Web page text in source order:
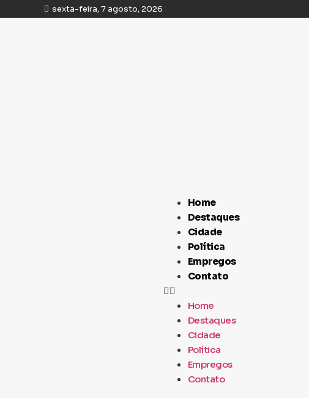
sexta-feira, 7 agosto, 2026
Home
Destaques
Cidade
Política
Empregos
Contato
Home
Destaques
Cidade
Política
Empregos
Contato